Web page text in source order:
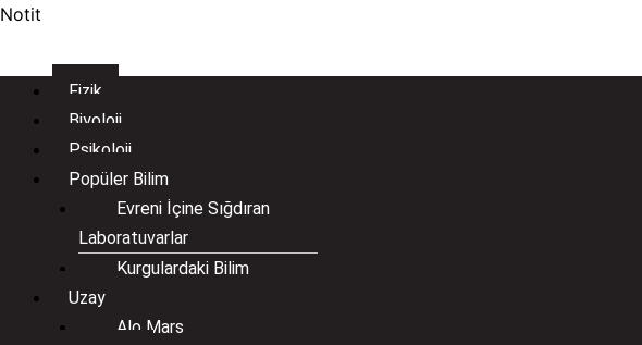
İçeriğe
Notit
Menü
Fizik
Biyoloji
Psikoloji
Popüler Bilim
Evreni İçine Sığdıran
Laboratuvarlar
Kurgulardaki Bilim
Uzay
Alo Mars
Menü
Post